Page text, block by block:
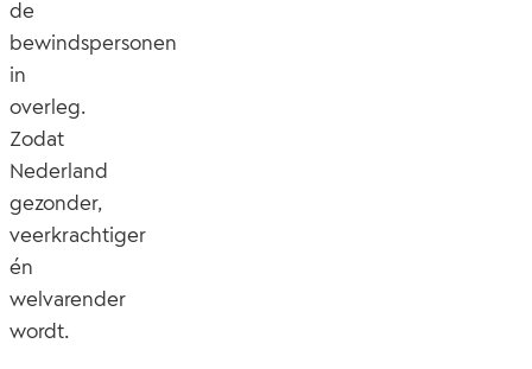
de
bewindspersonen
in
overleg.
Zodat
Nederland
gezonder,
veerkrachtiger
én
welvarender
wordt.